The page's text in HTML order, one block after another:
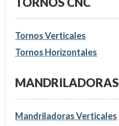
Tornos Verticales
Tornos Horizontales
MANDRILADORAS
Mandriladoras Verticales